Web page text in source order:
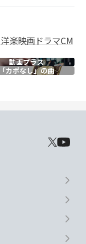
洋楽映画ドラマCM
動画プラス
「カポなし」の曲